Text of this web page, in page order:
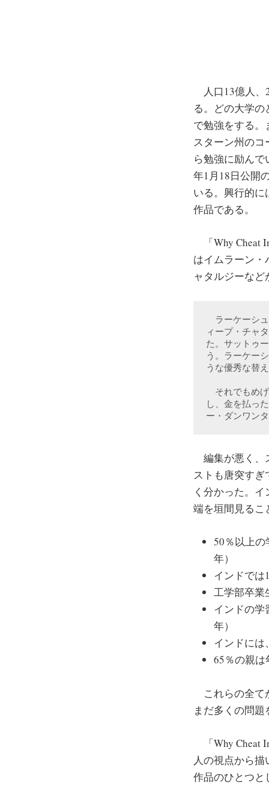
人口13億人、
る。どの大学
で勉強をする
スターン州の
ら勉強に励ん
年1月18日公開
いる。興行的
作品である。
「Why Cheat
はイムラーン
ャタルジーな
ラーケーシュ
ィープ・チャ
た。サットゥ
う。ラーケー
うな優秀な替
それでもめげ
し、金を払っ
ー・ダンワン
編集が悪く、
ストも唐突す
く分かった。
端を垣間見るこ
50％以上
年）
インドでは
工学部卒業
インドの学
年）
インドには
65％の親
これらの全て
まだ多くの問
「Why Cheat
人の視点から
作品のひとつと